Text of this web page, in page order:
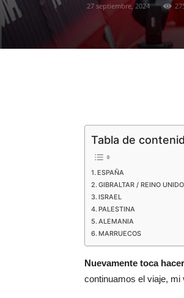
27 septiembre, 2024
Tabla de
ESPAÑA
GIBRALTAR / REINO UNIDO
ISRAEL
PALESTINA
ALEMANIA
MARRUECOS
Nuevamente toca
continuamos el viaje,